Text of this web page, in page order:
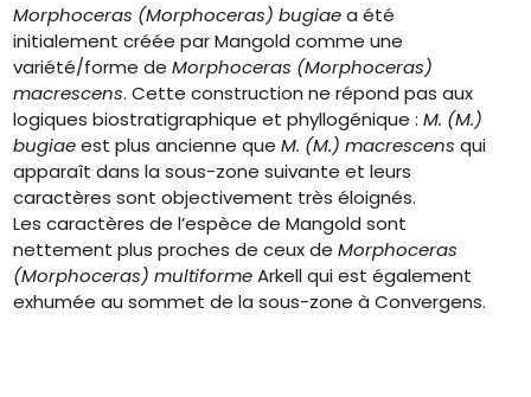
Morphoceras (Morphoceras) bugiaea été
initialement créée par Mangold comme une
variété/forme deMorphoceras (Morphoceras)
macrescens. Cette construction ne répond pas aux
logiques biostratigraphique et phyllogénique :M. (M.)
bugiaeest plus ancienne queM. (M.) macrescens qui
apparaît dans la sous-zone suivante et leurs
caractères sont objectivement très éloignés.
Les caractères de l’espèce de Mangold sont
nettement plus proches de ceux deMorphoceras
(Morphoceras) multiformeArkell qui est également
exhumée au sommet de la sous-zone à Convergens.